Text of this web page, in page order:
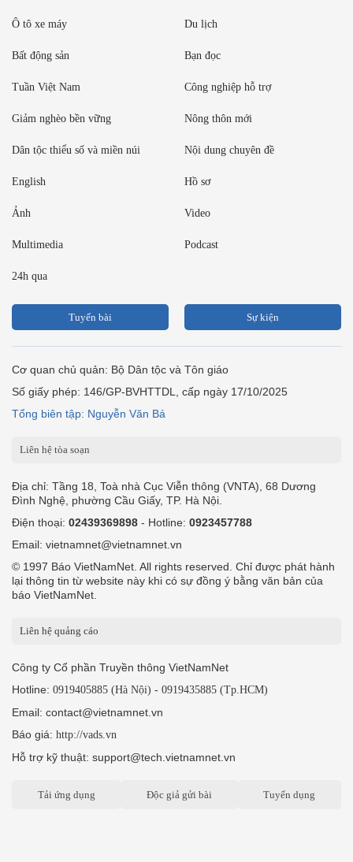
Ô tô xe máy Du lịch
Bất động sản Bạn đọc
Tuần Việt Nam Công nghiệp hỗ trợ
Giảm nghèo bền vững Nông thôn mới
Dân tộc thiểu số và miền núi Nội dung chuyên đề
English Hồ sơ
Ảnh Video
Multimedia Podcast
24h qua
Tuyến bài Sự kiện
Cơ quan chủ quản: Bộ Dân tộc và Tôn giáo
Số giấy phép: 146/GP-BVHTTDL, cấp ngày 17/10/2025
Tổng biên tập: Nguyễn Văn Bá
Liên hệ tòa soạn
Địa chỉ: Tầng 18, Toà nhà Cục Viễn thông (VNTA), 68 Dương
Đình Nghệ, phường Cầu Giấy, TP. Hà Nội.
Điện thoại: 02439369898 - Hotline: 0923457788
Email: vietnamnet@vietnamnet.vn
© 1997 Báo VietNamNet. All rights reserved. Chỉ được phát hành
lại thông tin từ website này khi có sự đồng ý bằng văn bản của
báo VietNamNet.
Liên hệ quảng cáo
Công ty Cổ phần Truyền thông VietNamNet
Hotline: 0919405885 (Hà Nội) - 0919435885 (Tp.HCM)
Email: contact@vietnamnet.vn
Báo giá: http://vads.vn
Hỗ trợ kỹ thuật: support@tech.vietnamnet.vn
Tải ứng dụng Độc giả gửi bài Tuyển dụng